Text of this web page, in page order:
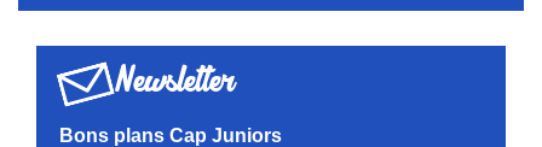
Newsletter
Bons plans Cap Juniors